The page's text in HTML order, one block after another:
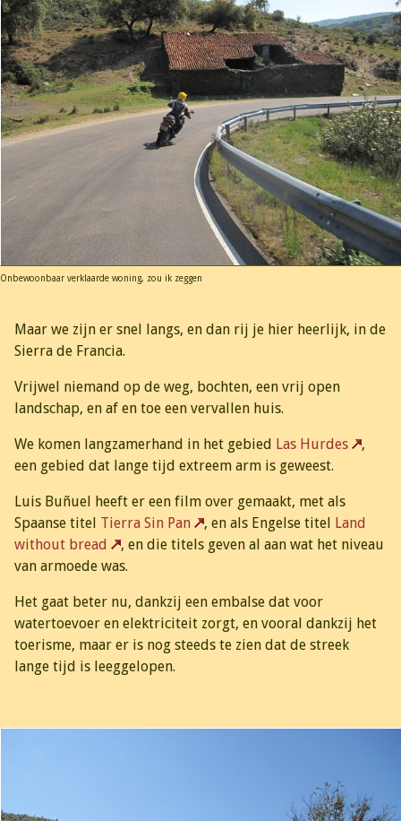
Onbewoonbaar verklaarde woning, zou ik zeggen
Maar we zijn er snel langs, en dan rij je hier heerlijk, in de
Sierra de Francia.
Vrijwel niemand op de weg, bochten, een vrij open
landschap, en af en toe een vervallen huis.
We komen langzamerhand in het gebied Las Hurdes
,
een gebied dat lange tijd extreem arm is geweest.
Luis Buñuel heeft er een film over gemaakt, met als
Spaanse titel Tierra Sin Pan , en als Engelse titel Land
without bread
, en die titels geven al aan wat het niveau
van armoede was.
Het gaat beter nu, dankzij een embalse dat voor
watertoevoer en elektriciteit zorgt, en vooral dankzij het
toerisme, maar er is nog steeds te zien dat de streek
lange tijd is leeggelopen.